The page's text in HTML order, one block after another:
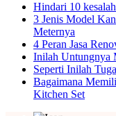
Hindari 10
3 Jenis Model
Meternya
4 Peran Jasa
Inilah Untungnya
Seperti Inilah
Bagaimana
Kitchen Set